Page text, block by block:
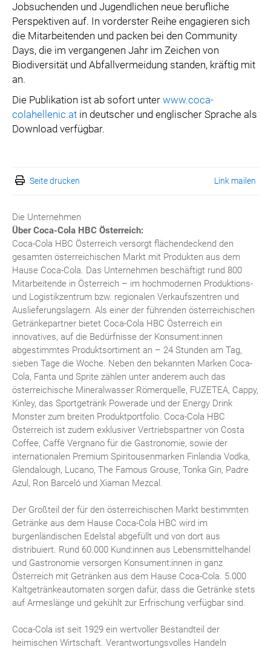
Jobsuchenden und Jugendlichen neue berufliche
Perspektiven auf. In vorderster Reihe engagieren sich
die Mitarbeitenden und packen bei den Community
Days, die im vergangenen Jahr im Zeichen von
Biodiversität und Abfallvermeidung standen, kräftig mit
an.
Die Publikation ist ab sofort unter www.coca-
colahellenic.at in deutscher und englischer Sprache als
Download verfügbar.
Seite drucken Link mailen
Die Unternehmen
Über Coca-Cola HBC Österreich:
Coca-Cola HBC Österreich versorgt flächendeckend den
gesamten österreichischen Markt mit Produkten aus dem
Hause Coca-Cola. Das Unternehmen beschäftigt rund 800
Mitarbeitende in Österreich – im hochmodernen Produktions-
und Logistikzentrum bzw. regionalen Verkaufszentren und
Auslieferungslagern. Als einer der führenden österreichischen
Getränkepartner bietet Coca-Cola HBC Österreich ein
innovatives, auf die Bedürfnisse der Konsument:innen
abgestimmtes Produktsortiment an – 24 Stunden am Tag,
sieben Tage die Woche. Neben den bekannten Marken Coca-
Cola, Fanta und Sprite zählen unter anderem auch das
österreichische Mineralwasser Römerquelle, FUZETEA, Cappy,
Kinley, das Sportgetränk Powerade und der Energy Drink
Monster zum breiten Produktportfolio. Coca-Cola HBC
Österreich ist zudem exklusiver Vertriebspartner von Costa
Coffee, Caffè Vergnano für die Gastronomie, sowie der
internationalen Premium Spiritousenmarken Finlandia Vodka,
Glendalough, Lucano, The Famous Grouse, Tonka Gin, Padre
Azul, Ron Barceló und Xiaman Mezcal.
Der Großteil der für den österreichischen Markt bestimmten
Getränke aus dem Hause Coca-Cola HBC wird im
burgenländischen Edelstal abgefüllt und von dort aus
distribuiert. Rund 60.000 Kund:innen aus Lebensmittelhandel
und Gastronomie versorgen Konsument:innen in ganz
Österreich mit Getränken aus dem Hause Coca-Cola. 5.000
Kaltgetränkeautomaten sorgen dafür, dass die Getränke stets
auf Armeslänge und gekühlt zur Erfrischung verfügbar sind.
Coca-Cola ist seit 1929 ein wertvoller Bestandteil der
heimischen Wirtschaft. Verantwortungsvolles Handeln